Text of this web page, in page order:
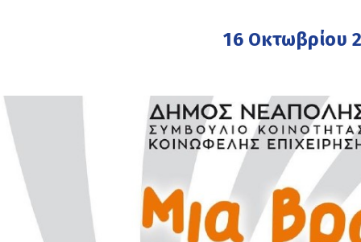
16 Οκτωβρίου